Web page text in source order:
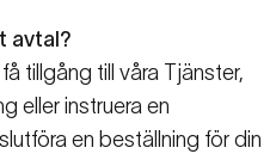
avtal?
tillgång till våra Tjänster,
eller instruera en
en beställning för din